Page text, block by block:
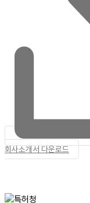
회사소개서 다운로드